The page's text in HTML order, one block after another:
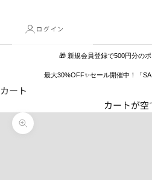
ログイン
🎁 新規会員登録で500円分のポ
最大30%OFF✨セール開催中！「
カート
カートが空
ズームイン